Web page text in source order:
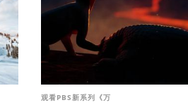
观看PBS新系列《万